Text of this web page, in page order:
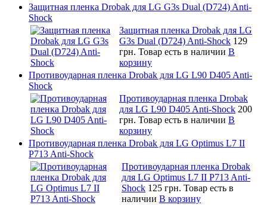
Защитная пленка Drobak для LG G3s Dual (D724) Anti-
Shock
Защитная пленка Drobak для LG
G3s Dual (D724) Anti-Shock 129
грн. Товар есть в наличии В
корзину
Противоударная пленка Drobak для LG L90 D405 Anti-
Shock
Противоударная пленка Drobak
для LG L90 D405 Anti-Shock 200
грн. Товар есть в наличии В
корзину
Противоударная пленка Drobak для LG Optimus L7 II
P713 Anti-Shock
Противоударная пленка Drobak
для LG Optimus L7 II P713 Anti-
Shock 125 грн. Товар есть в
наличии В корзину